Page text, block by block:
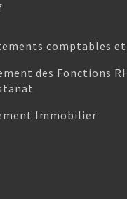
comptables
des Fonctions
Immobilier